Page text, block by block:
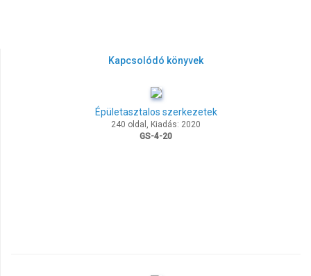
Kapcsolódó könyvek
Épületasztalos szerkezetek
240 oldal, Kiadás: 2020
GS-4-20